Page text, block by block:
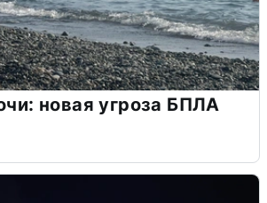
новая угроза БПЛА